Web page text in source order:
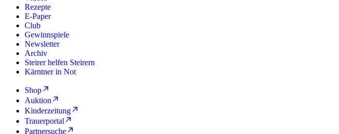
Rezepte
E-Paper
Club
Gewinnspiele
Newsletter
Archiv
Steirer helfen Steirern
Kärntner in Not
Shop
Auktion
Kinderzeitung
Trauerportal
Partnersuche